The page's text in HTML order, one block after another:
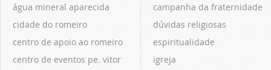
água mineral aparecida
cidade do romeiro
centro de apoio ao romeiro
centro de eventos pe. vitor
campanha da fraternidade
dúvidas religiosas
espiritualidade
igreja